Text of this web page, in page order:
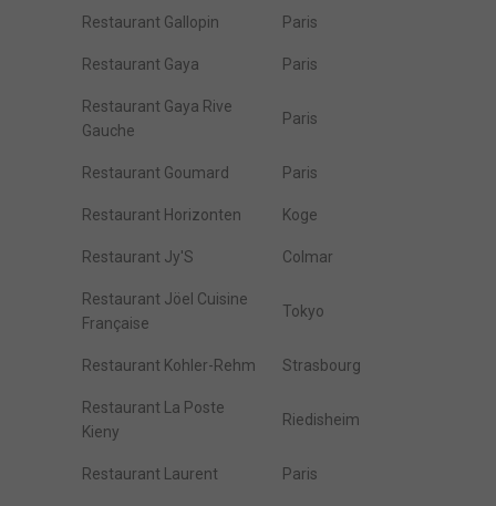
Restaurant Gallopin Paris
Restaurant Gaya Paris
Restaurant Gaya Rive
Gauche
Paris
Restaurant Goumard Paris
Restaurant Horizonten Koge
Restaurant Jy'S Colmar
Restaurant Jöel Cuisine
Française
Tokyo
Restaurant Kohler-Rehm Strasbourg
Restaurant La Poste
Kieny
Riedisheim
Restaurant Laurent Paris